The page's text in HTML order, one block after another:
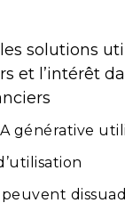
solutions
et l’intérêt
générative
peuvent